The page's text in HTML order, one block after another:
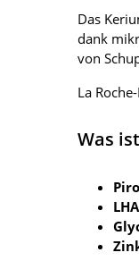
Das
dank
von
La
Was